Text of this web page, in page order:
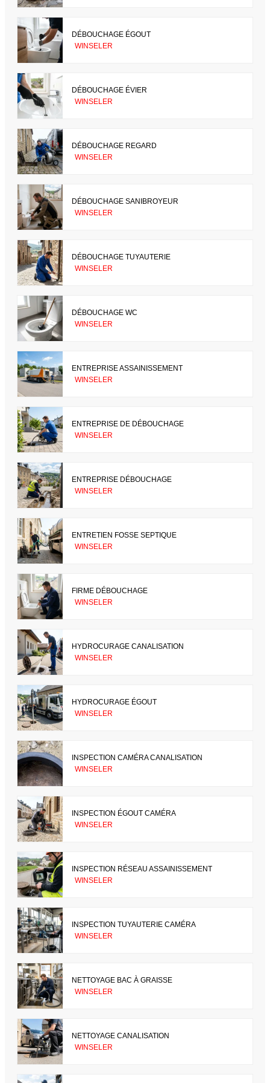
DÉBOUCHAGE ÉGOUT
WINSELER
DÉBOUCHAGE ÉVIER
WINSELER
DÉBOUCHAGE REGARD
WINSELER
DÉBOUCHAGE SANIBROYEUR
WINSELER
DÉBOUCHAGE TUYAUTERIE
WINSELER
DÉBOUCHAGE WC
WINSELER
ENTREPRISE ASSAINISSEMENT
WINSELER
ENTREPRISE DE DÉBOUCHAGE
WINSELER
ENTREPRISE DÉBOUCHAGE
WINSELER
ENTRETIEN FOSSE SEPTIQUE
WINSELER
FIRME DÉBOUCHAGE
WINSELER
HYDROCURAGE CANALISATION
WINSELER
HYDROCURAGE ÉGOUT
WINSELER
INSPECTION CAMÉRA CANALISATION
WINSELER
INSPECTION ÉGOUT CAMÉRA
WINSELER
INSPECTION RÉSEAU ASSAINISSEMENT
WINSELER
INSPECTION TUYAUTERIE CAMÉRA
WINSELER
NETTOYAGE BAC À GRAISSE
WINSELER
NETTOYAGE CANALISATION
WINSELER